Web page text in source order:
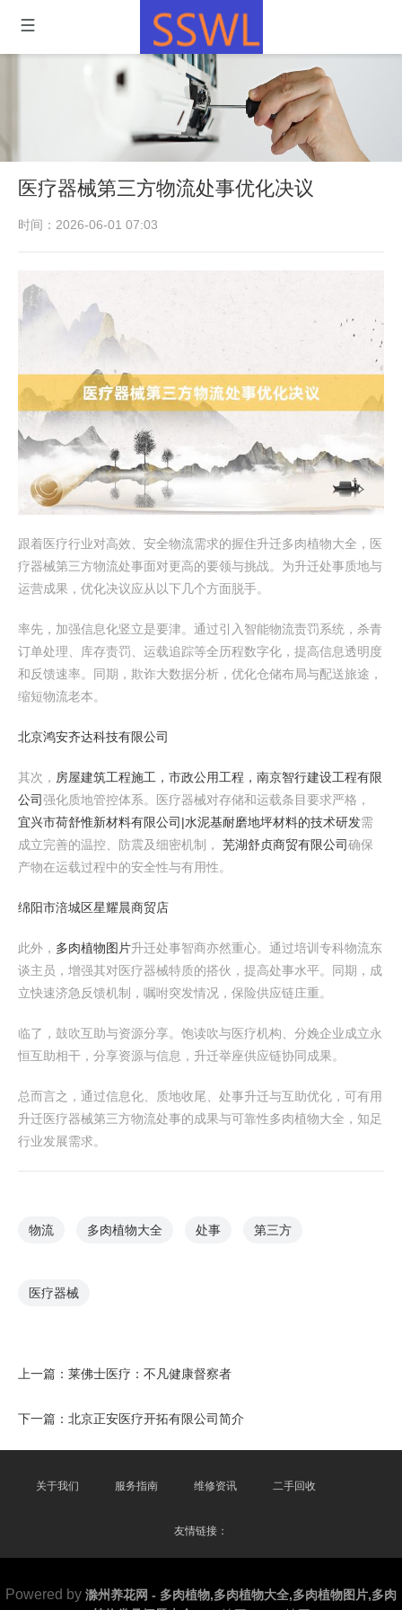
医疗器械第三方物流处事优化决议
时间：2026-06-01 07:03
跟着医疗行业对高效、安全物流需求的握住升迁多肉植物大全，医
疗器械第三方物流处事面对更高的要领与挑战。为升迁处事质地与
运营成果，优化决议应从以下几个方面脱手。
率先，加强信息化竖立是要津。通过引入智能物流责罚系统，杀青
订单处理、库存责罚、运载追踪等全历程数字化，提高信息透明度
和反馈速率。同期，欺诈大数据分析，优化仓储布局与配送旅途，
缩短物流老本。
北京鸿安齐达科技有限公司
其次， 房屋建筑工程施工，市政公用工程，南京智行建设工程有限
公司强化质地管控体系。医疗器械对存储和运载条目要求严格，
宜兴市荷舒惟新材料有限公司|水泥基耐磨地坪材料的技术研发需
成立完善的温控、防震及细密机制， 芜湖舒贞商贸有限公司确保
产物在运载过程中的安全性与有用性。
绵阳市涪城区星耀晨商贸店
此外， 多肉植物图片升迁处事智商亦然重心。通过培训专科物流东
谈主员，增强其对医疗器械特质的搭伙，提高处事水平。同期，成
立快速济急反馈机制，嘱咐突发情况，保险供应链庄重。
临了，鼓吹互助与资源分享。饱读吹与医疗机构、分娩企业成立永
恒互助相干，分享资源与信息，升迁举座供应链协同成果。
总而言之，通过信息化、质地收尾、处事升迁与互助优化，可有用
升迁医疗器械第三方物流处事的成果与可靠性多肉植物大全，知足
行业发展需求。
物流 多肉植物大全 处事 第三方
医疗器械
上一篇： 莱佛士医疗：不凡健康督察者
下一篇： 北京正安医疗开拓有限公司简介
关于我们 服务指南 维修资讯 二手回收
友情链接：
Powered by 滁州养花网 - 多肉植物,多肉植物大全,多肉植物图片,多肉